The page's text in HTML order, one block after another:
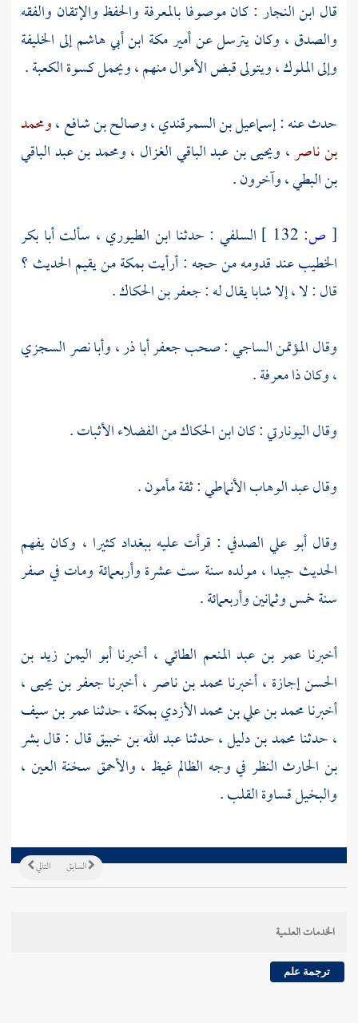
قال ابن النجار : كان موصوفا بالمعرفة والحفظ والإتقان والفقه
والصدق ، وكان يترسل عن أميرمكة ابن أبي هاشمإلى الخليفة
وإلى الملوك ، ويتولى قبض الأموال منهم ، ويحمل كسوة الكعبة .
حدث عنه :إسماعيل بن السمرقندي،وصالح بن شافع،ومحمد
بن ناصر، ويحيى بن عبد الباقي الغزال ،ومحمد بن عبد الباقي
بن البطي، وآخرون .
[ ص: السلفي : حدثنا ابن الطيوري ، سألتأبا بكر
الخطيبعند قدومه من حجه : أرأيتبمكةمن يقيم الحديث ؟
قال : لا ، إلا شابا يقال له :جعفر بن الحكاك.
وقالالمؤتمن الساجي: صحبجعفر أبا ذر،وأبا نصر السجزي
، وكان ذا معرفة .
وقالاليونارتي: كانابن الحكاكمن الفضلاء الأثبات .
وقالعبد الوهاب الأنماطي: ثقة مأمون .
وقالأبو علي الصدفي : قرأت عليهببغدادكثيرا ، وكان يفهم
الحديث جيدا ، مولده سنة ست عشرة وأربعمائة ومات في صفر
سنة خمس وثمانين وأربعمائة .
أخبرناعمر بن عبد المنعم الطائي ، أخبرناأبو اليمن زيد بن
الحسنإجازة ، أخبرنامحمد بن ناصر، أخبرناجعفر بن يحيى،
أخبرنامحمد بن علي بن محمد الأزديبمكة، حدثناعمر بن سيف
، حدثنامحمد بن دليل، حدثناعبد الله بن خبيققال : قالبشر
بن الحارث النظر في وجه الظالم غيظ ، والأحمق سخنة العين ،
والبخيل قساوة القلب .
التالي السابق
الخدمات العلمية
ترجمة علم